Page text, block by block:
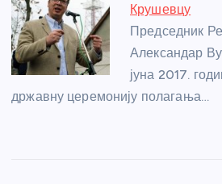
Крушевцу
Председник
Александар
јуна 2017.
државну церемонију полагања…